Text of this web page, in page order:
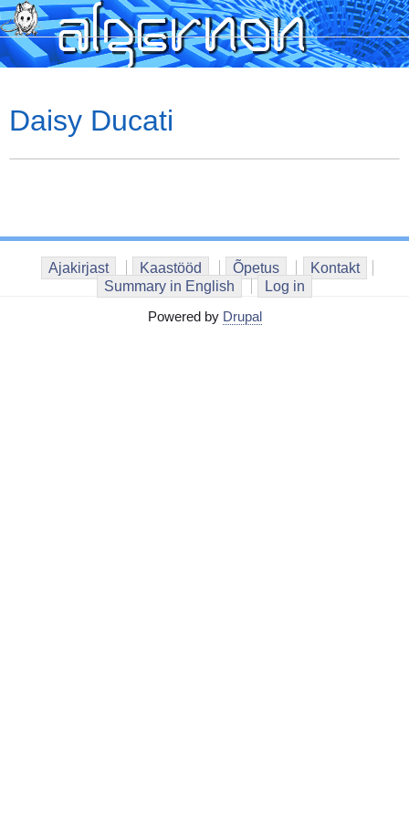
Skip
to
main
content
Daisy Ducati
Ajakirjast Kaastööd Õpetus
Kontakt
Summary in English
Log in
Powered by Drupal